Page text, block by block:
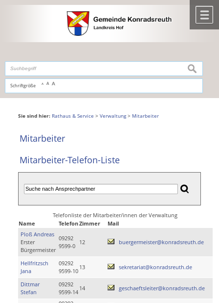
,zur Navigationoderzur Startseitespringen.
Schriftgröße A A A
suchen
Sie sind hier: Rathaus & Service > Verwaltung> Mitarbeiter
Mitarbeiter
Mitarbeiter-Telefon-Liste
Telefonliste der Mitarbeiter/innen der Verwaltung
Name
TelefonZimmer
Mail
Ploß Andreas
Erster
Bürgermeister
09292
9599-0
12 buergermeister@konradsreuth.de
Hellfritzsch
Jana
09292
9599-10
13 sekretariat@konradsreuth.de
Dittmar
Stefan
09292
9599-14
14 geschaeftsleiter@konradsreuth.de